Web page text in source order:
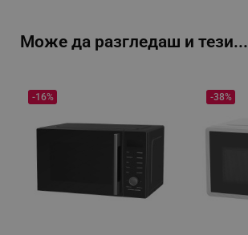
Може да разгледаш и тези...
-16% -38%